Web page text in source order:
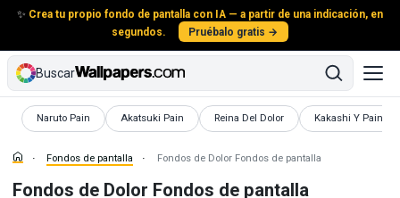
✨ Crea tu propio fondo de pantalla con IA — a partir de una indicación, en
segundos.
Pruébalo gratis →
Buscar
Naruto Pain
Fondos de pantallaAkatsuki Pain
Fondos de pantalla Reina Del Dolor
Fondos de pantalla Kakashi Y Pain
Fondos de pantalla
Fondos de pantalla Fondos de Dolor Fondos de pantalla
Fondos de Dolor Fondos de pantalla